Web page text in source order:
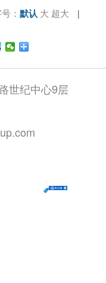
： 默认 大 超大 |
世纪中心9层